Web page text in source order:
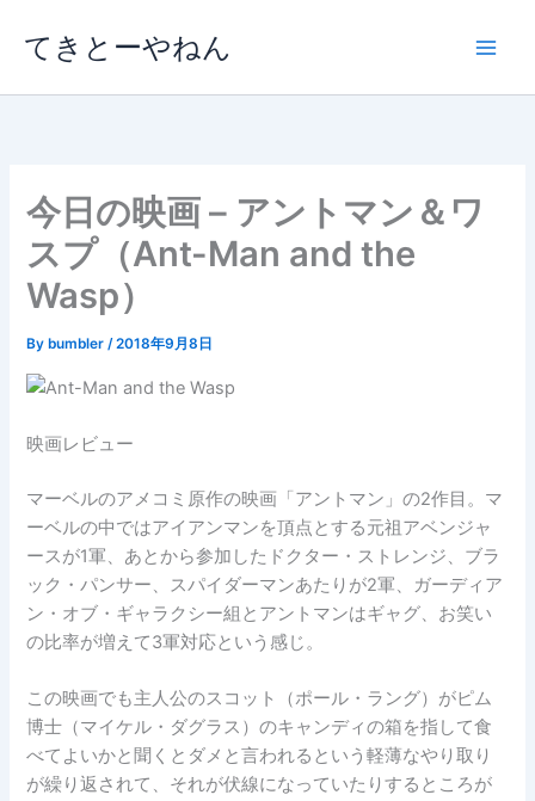
ス
てきとーやねん
今日の映画 – アントマン＆ワ
スプ（Ant-Man and the
Wasp）
By bumbler/2018年9月8日
映画レビュー
マーベルのアメコミ原作の映画「アントマン」の2作目。マ
ーベルの中ではアイアンマンを頂点とする元祖アベンジャ
ースが1軍、あとから参加したドクター・ストレンジ、ブラ
ック・パンサー、スパイダーマンあたりが2軍、ガーディア
ン・オブ・ギャラクシー組とアントマンはギャグ、お笑い
の比率が増えて3軍対応という感じ。
この映画でも主人公のスコット（ポール・ラング）がピム
博士（マイケル・ダグラス）のキャンディの箱を指して食
べてよいかと聞くとダメと言われるという軽薄なやり取り
が繰り返されて、それが伏線になっていたりするところが